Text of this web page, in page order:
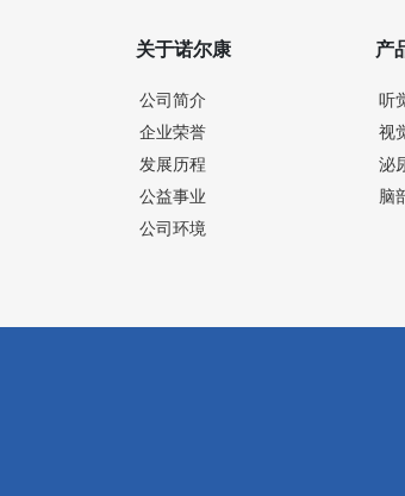
关于诺尔康
公司简介
企业荣誉
发展历程
公益事业
公司环境
产
听
视
泌
脑